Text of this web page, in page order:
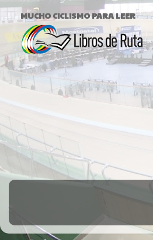
MUCHO CICLISMO PARA LEER